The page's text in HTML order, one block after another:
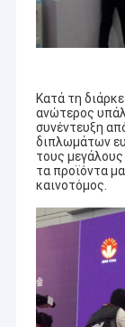
Σπίτι
Προϊόντα
Εμφάνιση VR
Κατά τη
ανώτερος
συνέντευξη
διπλωμάτων
τους
τα προϊόντα
καινοτόμος.
φωτισμού
ξέρω.